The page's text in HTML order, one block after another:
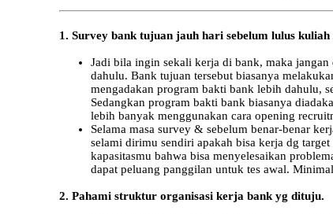
1. Survey bank tujuan jauh hari sebelum lulus kuliah
Jadi bila ingin sekali kerja di bank, maka
dahulu. Bank tujuan tersebut biasanya
mengadakan program bakti bank lebih dahulu,
Sedangkan program bakti bank biasanya
lebih banyak menggunakan cara opening
Selama masa survey & sebelum benar-benar
selami dirimu sendiri apakah bisa kerja dg
kapasitasmu bahwa bisa menyelesaikan
dapat peluang panggilan untuk tes awal.
2. Pahami struktur organisasi kerja bank yg dituju.